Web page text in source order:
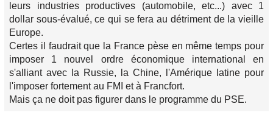
leurs industries productives (automobile, etc...) avec 1
dollar sous-évalué, ce qui se fera au détriment de la vieille
Europe.
Certes il faudrait que la France pèse en même temps pour
imposer 1 nouvel ordre économique international en
s'alliant avec la Russie, la Chine, l'Amérique latine pour
l'imposer fortement au FMI et à Francfort.
Mais ça ne doit pas figurer dans le programme du PSE.